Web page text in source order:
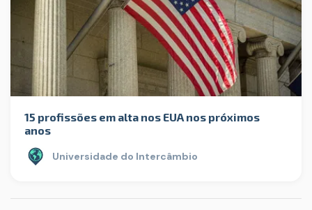
15 profissões em alta nos EUA nos próximos
anos
Universidade do Intercâmbio